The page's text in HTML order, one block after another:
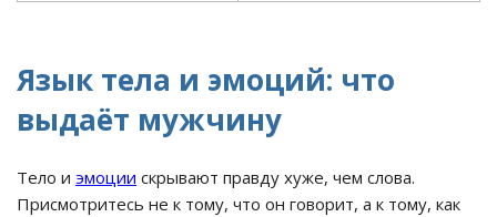
Язык тела и эмоций: что
выдаёт мужчину
Тело и эмоции скрывают правду хуже, чем слова.
Присмотритесь не к тому, что он говорит, а к тому, как